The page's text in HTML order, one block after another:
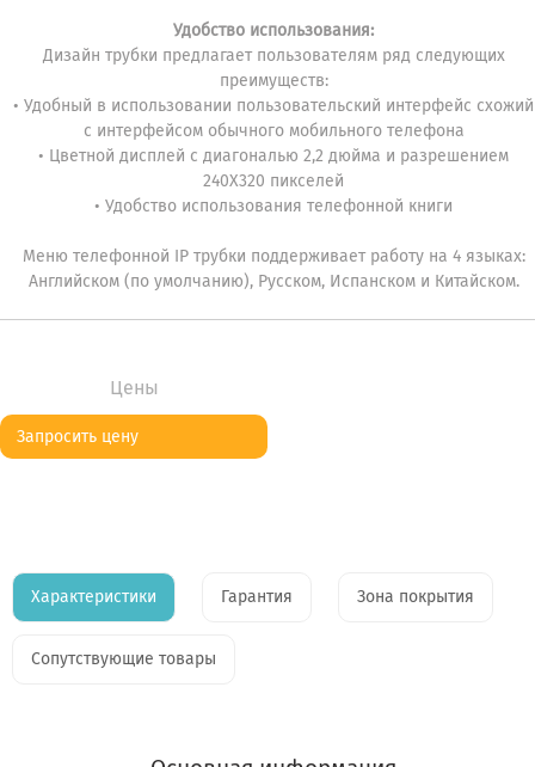
Удобство использования:
Дизайн трубки предлагает пользователям ряд следующих
преимуществ:
• Удобный в использовании пользовательский интерфейс схожий
с интерфейсом обычного мобильного телефона
• Цветной дисплей с диагональю 2,2 дюйма и разрешением
240Х320 пикселей
• Удобство использования телефонной книги
Меню телефонной IP трубки поддерживает работу на 4 языках:
Английском (по умолчанию), Русском, Испанском и Китайском.
Цены
Запросить цену
Характеристики Гарантия Зона покрытия
Сопутствующие товары